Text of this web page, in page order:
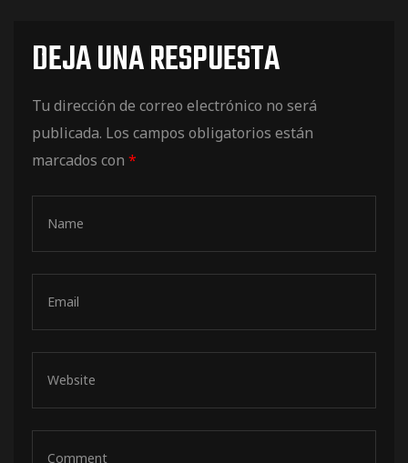
DEJA UNA RESPUESTA
Tu dirección de correo electrónico no será
publicada. Los campos obligatorios están
marcados con *